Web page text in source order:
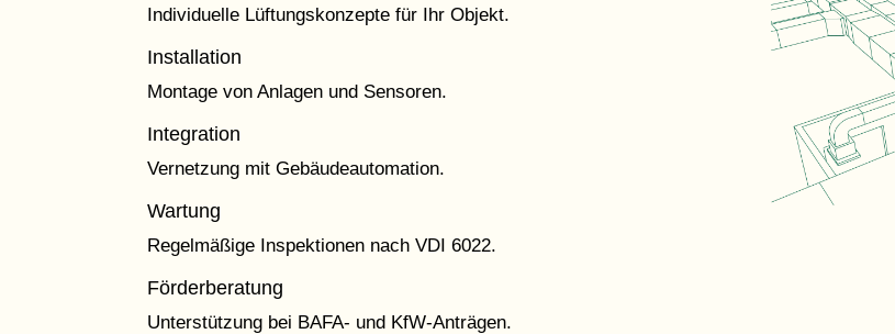
Individuelle Lüftungskonzepte für Ihr Objekt.
Installation
Montage von Anlagen und Sensoren.
Integration
Vernetzung mit Gebäudeautomation.
Wartung
Regelmäßige Inspektionen nach VDI 6022.
Förderberatung
Unterstützung bei BAFA- und KfW-Anträgen.